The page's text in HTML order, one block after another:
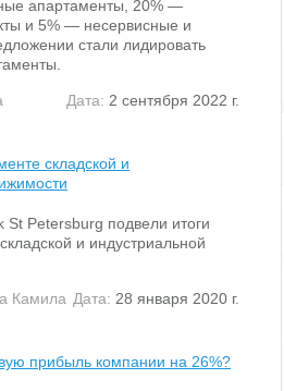
апартаменты, 20% —
и 5% — несервисные и
стали лидировать
Дата: 2 сентября 2022 г.
складской и
Petersburg подвели итоги
и индустриальной
Камила Дата: 28 января 2020 г.
прибыль компании на 26%?